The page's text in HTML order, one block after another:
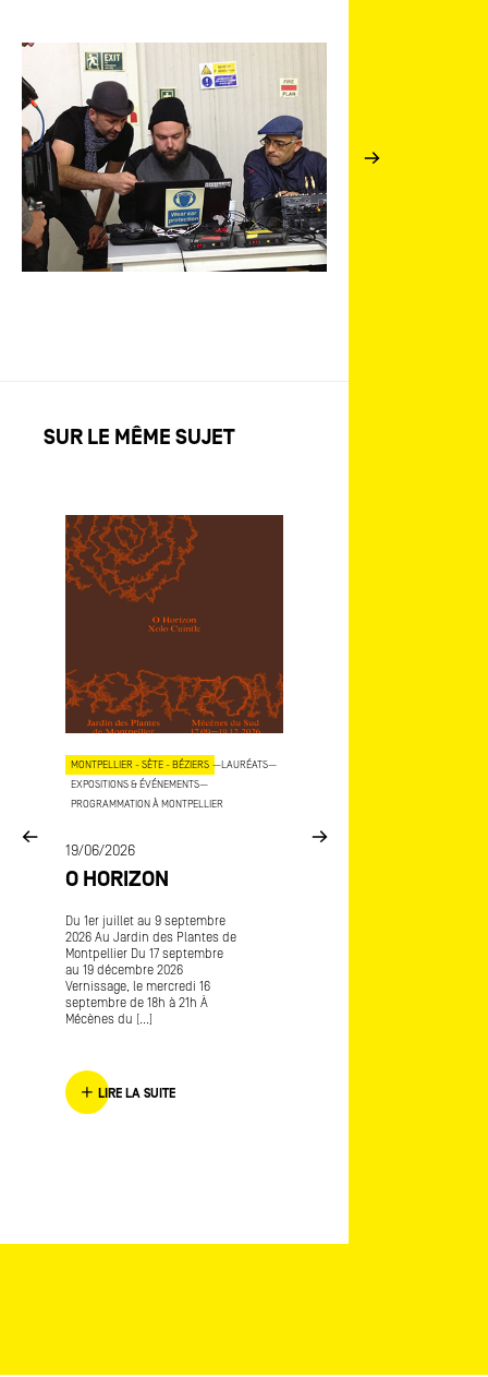
SUR LE MÊME SUJET
MONTPELLIER - SÈTE - BÉZIERS —LAURÉATS—
EXPOSITIONS & ÉVÉNEMENTS—
PROGRAMMATION À MONTPELLIER
19/06/2026
O HORIZON
Du 1er juillet au 9 septembre
2026 Au Jardin des Plantes de
Montpellier Du 17 septembre
au 19 décembre 2026
Vernissage, le mercredi 16
septembre de 18h à 21h À
Mécènes du [...]
LIRE LA SUITE
15/06/2026